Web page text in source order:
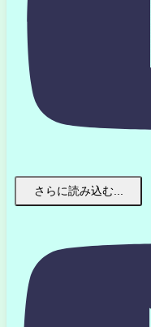
さらに読み込む...